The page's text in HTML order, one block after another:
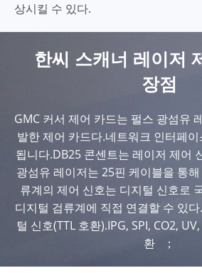
상시킬 수 있다.
한씨 스캐너 레이저
장점
GMC 커서 제어 카드는 펄스 광섬유
발한 제어 카드다.네트워크 인터페
됩니다.DB25 콘센트는 레이저 제어
광섬유 레이저는 25핀 케이블을 통
류계의 제어 신호는 디지털 신호로
디지털 검류계에 직접 연결할 수 있
털 신호(TTL 호환).IPG, SPI, CO2,
환 ；